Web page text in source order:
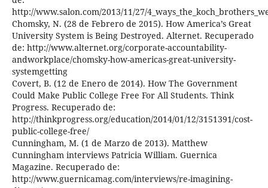
http://www.salon.com/2013/11/27/
Chomsky, N. (28 de Febrero de 2015). How America’s Great
University System is Being Destroyed. Alternet. Recuperado
de: http://www.alternet.org/corporate-accountability-
andworkplace/chomsky-how-americas-great-university-
systemgetting
Covert, B. (12 de Enero de 2014). How The Government
Could Make Public College Free For All Students. Think
Progress. Recuperado de:
http://thinkprogress.org/education/2014/01/12/3151391/cost-
public-college-free/
Cunningham, M. (1 de Marzo de 2013). Matthew
Cunningham interviews Patricia William. Guernica
Magazine. Recuperado de:
http://www.guernicamag.com/interviews/re-imagining-